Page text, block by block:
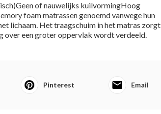
of nauwelijks kuilvormingHoog
foam matrassen genoemd vanwege hun
lichaam. Het traagschuim in het matras zorgt
een groter oppervlak wordt verdeeld.
Pinterest Email